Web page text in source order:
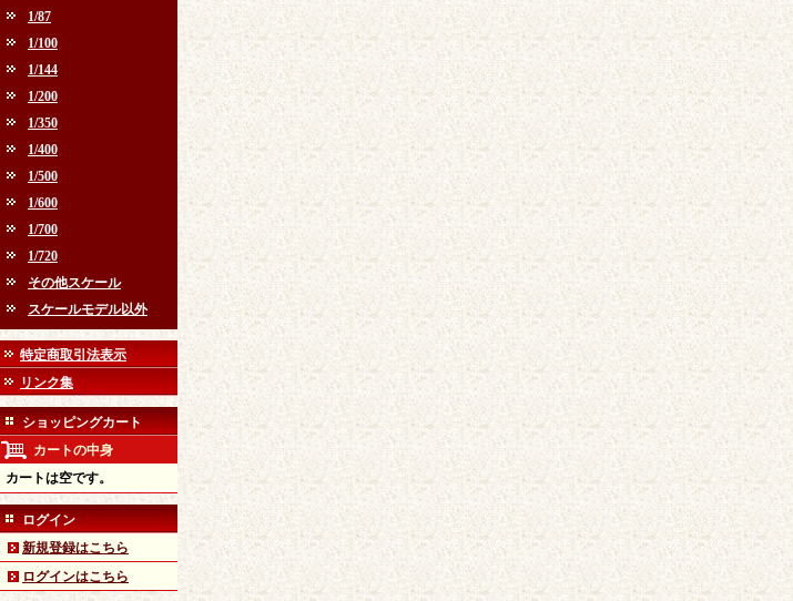
1/87
1/100
1/144
1/200
1/350
1/400
1/500
1/600
1/700
1/720
その他スケール
スケールモデル以外
特定商取引法表示
リンク集
ショッピングカート
カートの中身
カートは空です。
ログイン
新規登録はこちら
ログインはこちら